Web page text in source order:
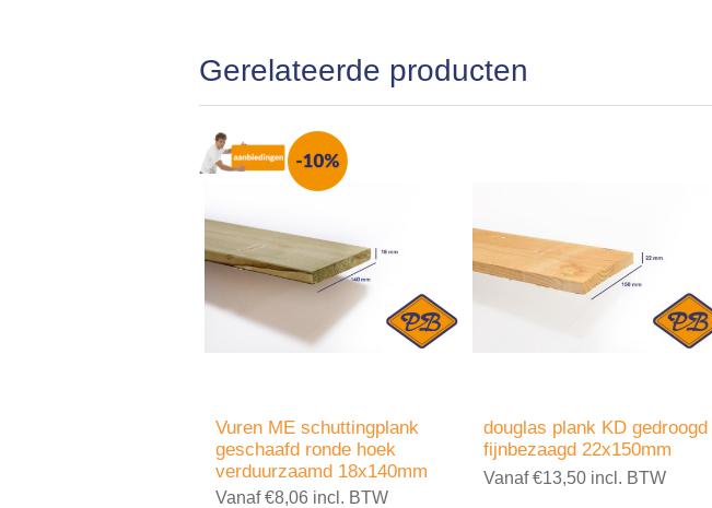
Gerelateerde producten
Vuren ME schuttingplank
geschaafd ronde hoek
verduurzaamd 18x140mm
Vanaf €8,06 incl. BTW
douglas plank KD gedroogd
fijnbezaagd 22x150mm
Vanaf €13,50 incl. BTW